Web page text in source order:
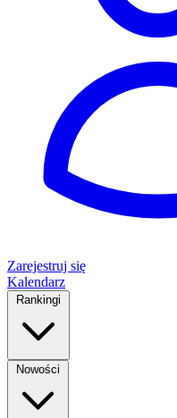
Zarejestruj się
Kalendarz
Rankingi
Nowości